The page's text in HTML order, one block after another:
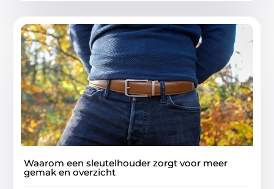
Waarom een sleutelhouder zorgt voor meer
gemak en overzicht